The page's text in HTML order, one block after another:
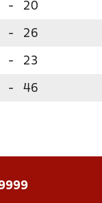
- 20
- 26
- 23
- 46